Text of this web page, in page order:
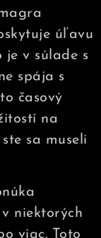
úľavu
je v súlade s
spája s
časový
na
sa museli
niektorých
viac. Toto